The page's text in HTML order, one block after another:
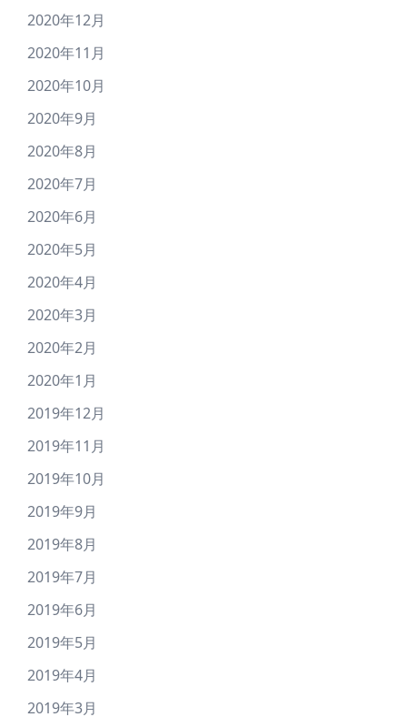
2020年12月
2020年11月
2020年10月
2020年9月
2020年8月
2020年7月
2020年6月
2020年5月
2020年4月
2020年3月
2020年2月
2020年1月
2019年12月
2019年11月
2019年10月
2019年9月
2019年8月
2019年7月
2019年6月
2019年5月
2019年4月
2019年3月